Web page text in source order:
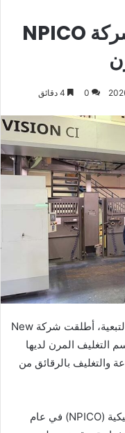
BOBST تدعم توسّع شركة NPICO
0
أطلقت شركة New
التغليف المرن لديها
والتغليف بالرقائق من
تأسست شركة الجديدة للصناعات البلاستيكية (NPICO) في عام